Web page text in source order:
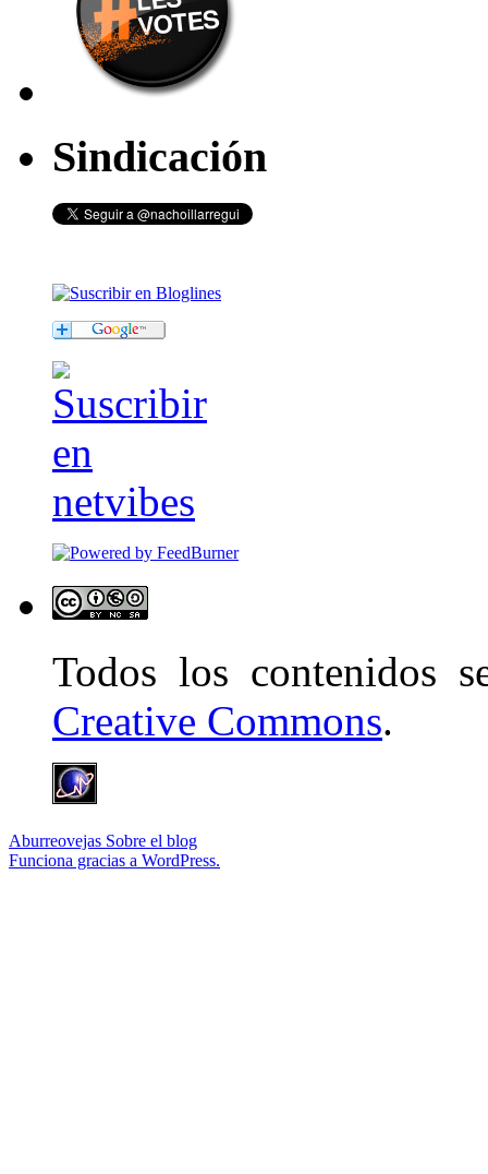
Sindicación
Todos los contenidos
Creative Commons.
Aburreovejas Sobre el blog
Funciona gracias a WordPress.